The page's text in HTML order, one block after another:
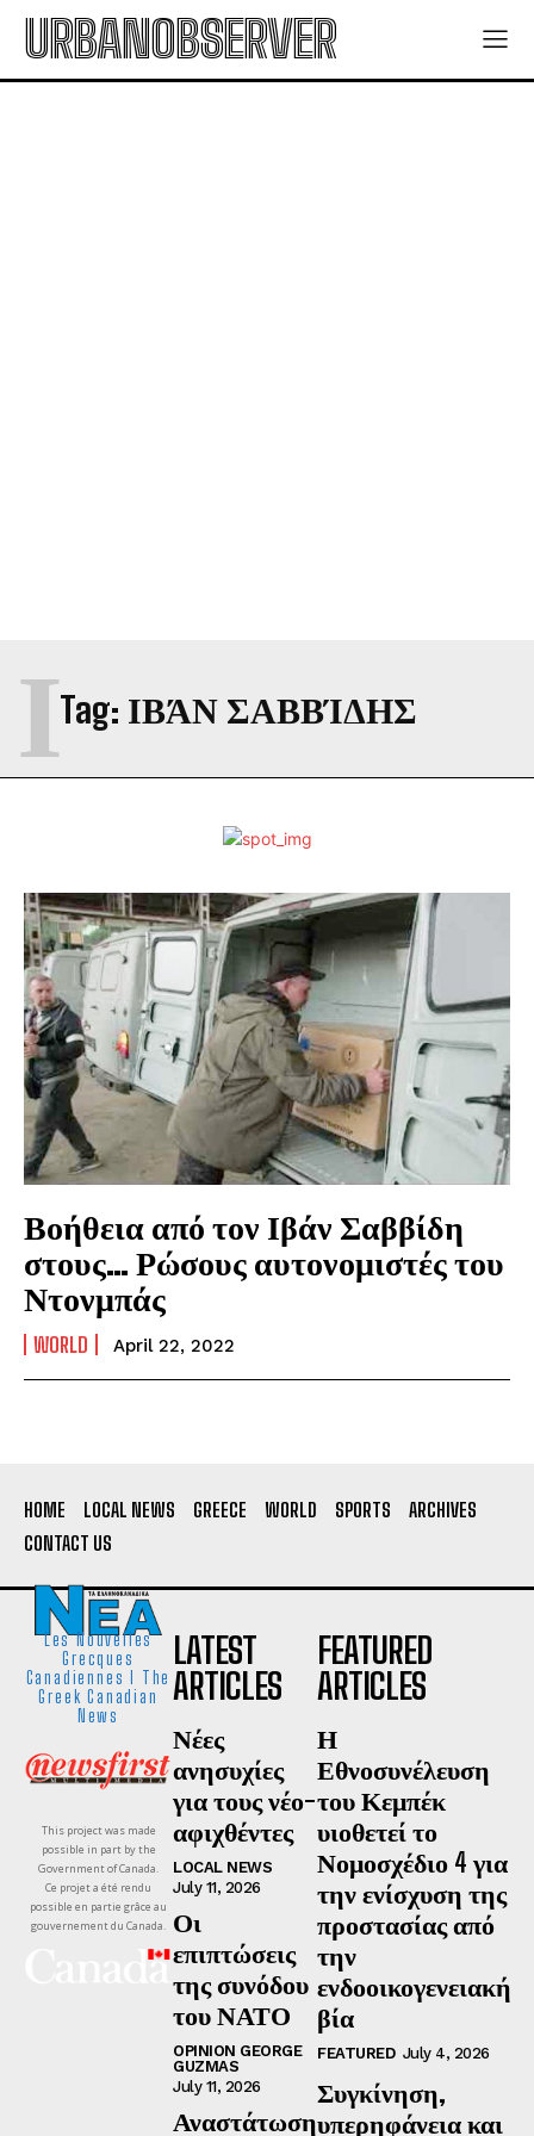
URBANOBSERVER
Tag: ΙΒΆΝ ΣΑΒΒΊΔΗΣ
Ι
Βοήθεια από τον Ιβάν Σαββίδη
στους… Ρώσους αυτονομιστές του
Ντονμπάς
WORLD April 22, 2022
HOME LOCAL NEWS GREECE WORLD SPORTS
ARCHIVES
CONTACT US
Les Nouvelles
Grecques
Canadiennes I The
Greek Canadian
News
This project was made
possible in part by the
Government of Canada.
Ce projet a été rendu
possible en partie grâce au
gouvernement du Canada.
LATEST
ARTICLES
Νέες
ανησυχίες
για τους νέο-
αφιχθέντες
LOCAL NEWS
July 11, 2026
Οι
επιπτώσεις
της συνόδου
του ΝΑΤΟ
OPINION GEORGE
GUZMAS
July 11, 2026
Αναστάτωση
FEATURED
ARTICLES
Η
Εθνοσυνέλευση
του Κεμπέκ
υιοθετεί το
Νομοσχέδιο 4 για
την ενίσχυση της
προστασίας από
την
ενδοοικογενειακή
βία
FEATURED July 4, 2026
Συγκίνηση,
υπερηφάνεια και